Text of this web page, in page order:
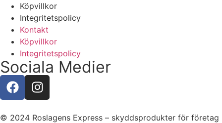
Köpvillkor
Integritetspolicy
Kontakt
Köpvillkor
Integritetspolicy
Sociala Medier
© 2024 Roslagens Express – skyddsprodukter för företag